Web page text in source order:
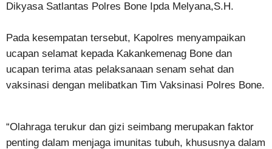
Dikyasa Satlantas Polres Bone Ipda Melyana,S.H.
Pada kesempatan tersebut, Kapolres menyampaikan
ucapan selamat kepada Kakankemenag Bone dan
ucapan terima atas pelaksanaan senam sehat dan
vaksinasi dengan melibatkan Tim Vaksinasi Polres Bone.
“Olahraga terukur dan gizi seimbang merupakan faktor
penting dalam menjaga imunitas tubuh, khususnya dalam